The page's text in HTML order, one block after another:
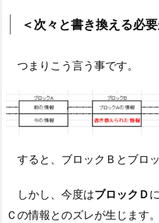
＜次々と書き換える必
つまりこう言う事です。
すると、ブロックＢとブロ
しかし、今度はブロックＤ
Ｃの情報とのズレが生じます。